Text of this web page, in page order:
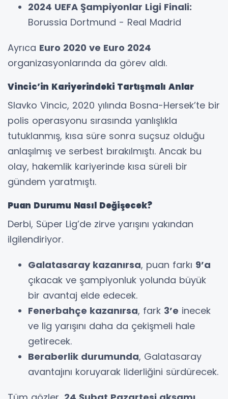
2024 UEFA Şampiyonlar Ligi Finali:
Borussia Dortmund - Real Madrid
Ayrıca Euro 2020 ve Euro 2024
organizasyonlarında da görev aldı.
Vincic’in Kariyerindeki Tartışmalı Anlar
Slavko Vincic, 2020 yılında Bosna-Hersek’te bir
polis operasyonu sırasında yanlışlıkla
tutuklanmış, kısa süre sonra suçsuz olduğu
anlaşılmış ve serbest bırakılmıştı. Ancak bu
olay, hakemlik kariyerinde kısa süreli bir
gündem yaratmıştı.
Puan Durumu Nasıl Değişecek?
Derbi, Süper Lig’de zirve yarışını yakından
ilgilendiriyor.
Galatasaray kazanırsa, puan farkı 9’a
çıkacak ve şampiyonluk yolunda büyük
bir avantaj elde edecek.
Fenerbahçe kazanırsa, fark 3’e inecek
ve lig yarışını daha da çekişmeli hale
getirecek.
Beraberlik durumunda, Galatasaray
avantajını koruyarak liderliğini sürdürecek.